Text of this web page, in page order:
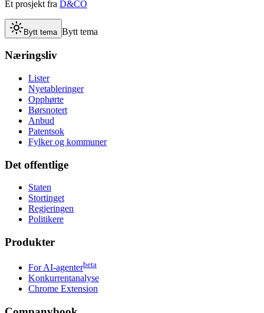
Et prosjekt fra D&CO
Bytt tema Bytt tema
Næringsliv
Lister
Nyetableringer
Opphørte
Børsnotert
Anbud
Patentsok
Fylker og kommuner
Det offentlige
Staten
Stortinget
Regjeringen
Politikere
Produkter
For AI-agenterbeta
Konkurrentanalyse
Chrome Extension